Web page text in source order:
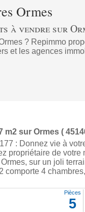
Ormes
à vendre sur
? Repimmo
et les agences
m2 sur Ormes(
: Donnez vie à
propriétaire de votre
sur un joli
comporte 4
Pièces
5